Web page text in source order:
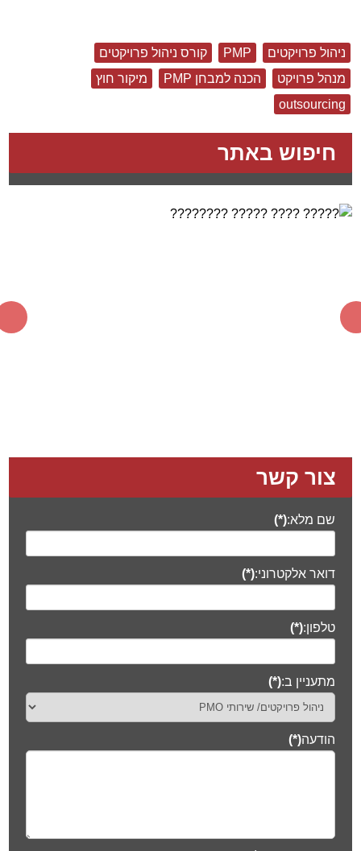
ניהול פרויקטים PMP
קורס ניהול פרויקטים
מנהל פרויקט
הכנה למבחן PMP
מיקור חוץ
outsourcing
חיפוש באתר
צור קשר
שם מלא:(*)
דואר אלקטרוני:(*)
טלפון:(*)
מתעניין ב:(*)
הודעה(*)